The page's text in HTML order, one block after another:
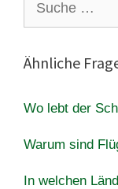
nach:
Ähnliche
Wo lebt der
Warum sind
In welchen